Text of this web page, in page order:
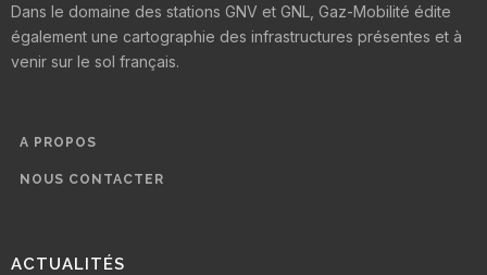
Dans le domaine des stations GNV et GNL, Gaz-Mobilité édite
également une cartographie des infrastructures présentes et à
venir sur le sol français.
A PROPOS
NOUS CONTACTER
ACTUALITÉS